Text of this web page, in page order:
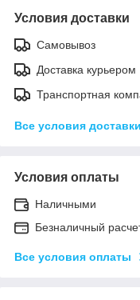
Условия доставки
Самовывоз
Доставка курьером
Транспортная
Все условия доставки
Условия оплаты
Наличными
Безналичный
Все условия оплаты